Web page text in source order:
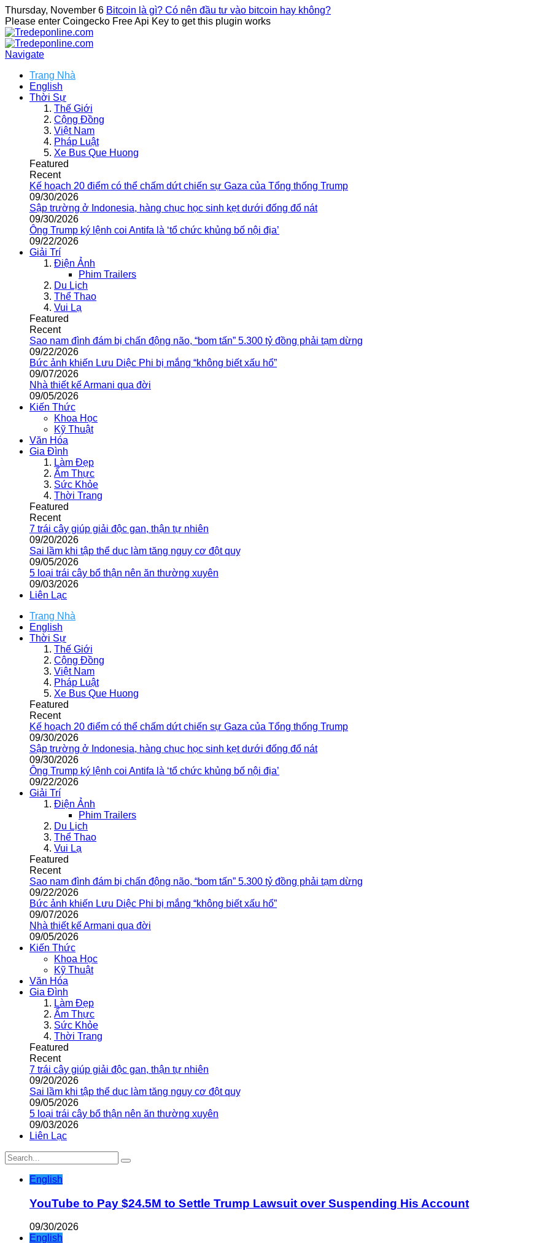
Thursday, November 6 Bitcoin là gì? Có nên đầu tư vào bitcoin hay không?
Please enter Coingecko Free Api Key to get this plugin works
Navigate
Trang Nhà
English
Thời Sự
Thế Giới
Cộng Đồng
Việt Nam
Pháp Luật
Xe Bus Que Huong
Featured
Recent
Kế hoạch 20 điểm có thể chấm dứt chiến sự Gaza của Tổng thống Trump
09/30/2026
Sập trường ở Indonesia, hàng chục học sinh kẹt dưới đống đổ nát
09/30/2026
Ông Trump ký lệnh coi Antifa là ‘tổ chức khủng bố nội địa’
09/22/2026
Giải Trí
Điện Ảnh
Phim Trailers
Du Lịch
Thể Thao
Vui Lạ
Featured
Recent
Sao nam đình đám bị chấn động não, “bom tấn” 5.300 tỷ đồng phải tạm dừng
09/22/2026
Bức ảnh khiến Lưu Diệc Phi bị mắng “không biết xấu hổ”
09/07/2026
Nhà thiết kế Armani qua đời
09/05/2026
Kiến Thức
Khoa Học
Kỹ Thuật
Văn Hóa
Gia Đình
Làm Đẹp
Ẩm Thực
Sức Khỏe
Thời Trang
Featured
Recent
7 trái cây giúp giải độc gan, thận tự nhiên
09/20/2026
Sai lầm khi tập thể dục làm tăng nguy cơ đột quỵ
09/05/2026
5 loại trái cây bổ thận nên ăn thường xuyên
09/03/2026
Liên Lạc
Trang Nhà
English
Thời Sự
Thế Giới
Cộng Đồng
Việt Nam
Pháp Luật
Xe Bus Que Huong
Featured
Recent
Kế hoạch 20 điểm có thể chấm dứt chiến sự Gaza của Tổng thống Trump
09/30/2026
Sập trường ở Indonesia, hàng chục học sinh kẹt dưới đống đổ nát
09/30/2026
Ông Trump ký lệnh coi Antifa là ‘tổ chức khủng bố nội địa’
09/22/2026
Giải Trí
Điện Ảnh
Phim Trailers
Du Lịch
Thể Thao
Vui Lạ
Featured
Recent
Sao nam đình đám bị chấn động não, “bom tấn” 5.300 tỷ đồng phải tạm dừng
09/22/2026
Bức ảnh khiến Lưu Diệc Phi bị mắng “không biết xấu hổ”
09/07/2026
Nhà thiết kế Armani qua đời
09/05/2026
Kiến Thức
Khoa Học
Kỹ Thuật
Văn Hóa
Gia Đình
Làm Đẹp
Ẩm Thực
Sức Khỏe
Thời Trang
Featured
Recent
7 trái cây giúp giải độc gan, thận tự nhiên
09/20/2026
Sai lầm khi tập thể dục làm tăng nguy cơ đột quỵ
09/05/2026
5 loại trái cây bổ thận nên ăn thường xuyên
09/03/2026
Liên Lạc
English
YouTube to Pay $24.5M to Settle Trump Lawsuit over Suspending His Account
09/30/2026
English